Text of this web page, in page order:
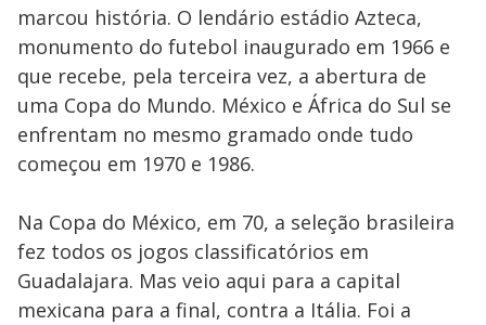
marcou história. O lendário estádio Azteca,
monumento do futebol inaugurado em 1966 e
que recebe, pela terceira vez, a abertura de
uma Copa do Mundo. México e África do Sul se
enfrentam no mesmo gramado onde tudo
começou em 1970 e 1986.
Na Copa do México, em 70, a seleção brasileira
fez todos os jogos classificatórios em
Guadalajara. Mas veio aqui para a capital
mexicana para a final, contra a Itália. Foi a